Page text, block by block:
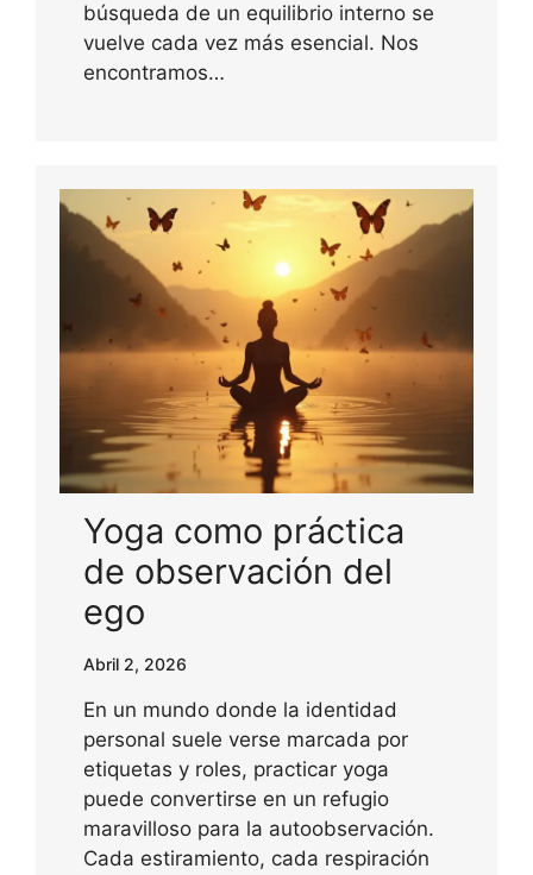
búsqueda de un equilibrio interno se
vuelve cada vez más esencial. Nos
encontramos…
Yoga como práctica
de observación del
ego
Abril 2, 2026
En un mundo donde la identidad
personal suele verse marcada por
etiquetas y roles, practicar yoga
puede convertirse en un refugio
maravilloso para la autoobservación.
Cada estiramiento, cada respiración